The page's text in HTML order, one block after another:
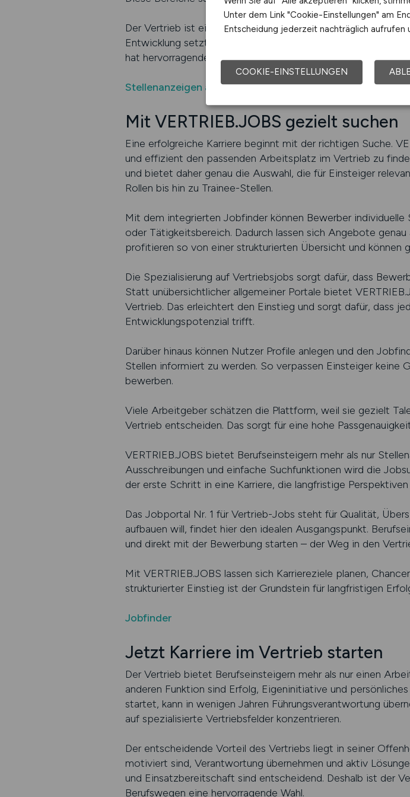
Der Vertrieb ist ein Berufsfeld mit Zukunft. Wer jetzt
Entwicklung setzt. Neue Vertriebsstellen entstehen
hat hervorragende Aussichten auf Erfolg.
Stellenanzeigen auf VERTRIEB.JOBS finden
Mit VERTRIEB.JOBS gezielt suchen
Eine erfolgreiche Karriere beginnt mit der richtigen Suche.
und effizient den passenden Arbeitsplatz im Vertrieb zu
und bietet daher genau die Auswahl, die für Einsteiger
Rollen bis hin zu Trainee-Stellen.
Mit dem integrierten Jobfinder können Bewerber
oder Tätigkeitsbereich. Dadurch lassen sich Angebote
profitieren so von einer strukturierten Übersicht und können
Die Spezialisierung auf Vertriebsjobs sorgt dafür, dass
Statt unübersichtlicher allgemeiner Portale bietet
Vertrieb. Das erleichtert den Einstieg und sorgt dafür, dass
Entwicklungspotenzial trifft.
Darüber hinaus können Nutzer Profile anlegen und den
Stellen informiert zu werden. So verpassen Einsteiger
bewerben.
Viele Arbeitgeber schätzen die Plattform, weil sie gezielt
Vertrieb entscheiden. Das sorgt für eine hohe
VERTRIEB.JOBS bietet Berufseinsteigern mehr als nur
Ausschreibungen und einfache Suchfunktionen wird die
der erste Schritt in eine Karriere, die langfristige
Das Jobportal Nr. 1 für Vertrieb-Jobs steht für Qualität,
aufbauen will, findet hier den idealen Ausgangspunkt.
und direkt mit der Bewerbung starten – der Weg in den
Mit VERTRIEB.JOBS lassen sich Karriereziele planen,
strukturierter Einstieg ist der Grundstein für langfristigen
Jobfinder
Jetzt Karriere im Vertrieb starten
Der Vertrieb bietet Berufseinsteigern mehr als nur einen
anderen Funktion sind Erfolg, Eigeninitiative und
startet, kann in wenigen Jahren Führungsverantwortung
auf spezialisierte Vertriebsfelder konzentrieren.
Der entscheidende Vorteil des Vertriebs liegt in seiner
motiviert sind, Verantwortung übernehmen und aktiv
und Einsatzbereitschaft sind entscheidend. Deshalb ist der
Berufswegen eine hervorragende Wahl.
Unter dem Link "Cookie-Einstellungen" am
Entscheidung jederzeit nachträglich aufrufen
COOKIE-EINSTELLUNGEN